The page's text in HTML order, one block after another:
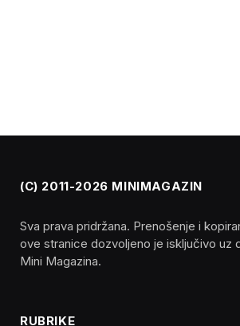
(C) 2011-2026 MINIMAGAZIN
Sva prava pridržana. Prenošenje i
ove stranice dozvoljeno je isključivo uz
Mini Magazina.
RUBRIKE